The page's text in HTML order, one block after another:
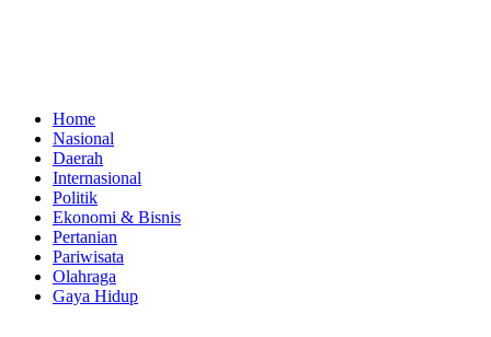
Home
Nasional
Daerah
Internasional
Politik
Ekonomi & Bisnis
Pertanian
Pariwisata
Olahraga
Gaya Hidup